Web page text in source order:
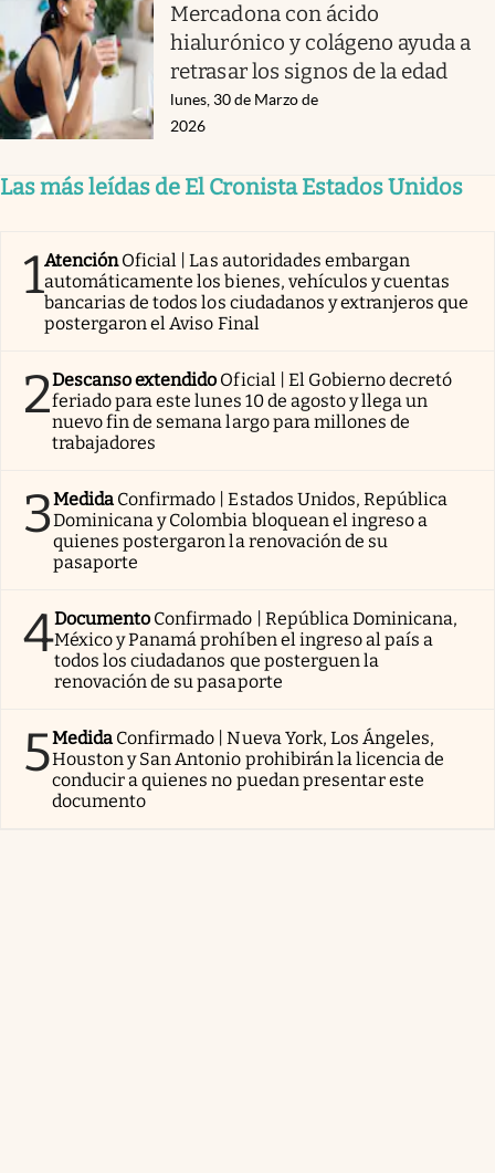
Mercadona con ácido
hialurónico y colágeno ayuda a
retrasar los signos de la edad
lunes, 30 de Marzo de
2026
Las más leídas de El Cronista Estados Unidos
1AtenciónOficial | Las autoridades embargan
automáticamente los bienes, vehículos y cuentas
bancarias de todos los ciudadanos y extranjeros que
postergaron el Aviso Final
2Descanso extendido Oficial | El Gobierno decretó
feriado para este lunes 10 de agosto y llega un
nuevo fin de semana largo para millones de
trabajadores
3Medida Confirmado | Estados Unidos, República
Dominicana y Colombia bloquean el ingreso a
quienes postergaron la renovación de su
pasaporte
4Documento Confirmado | República Dominicana,
México y Panamá prohíben el ingreso al país a
todos los ciudadanos que posterguen la
renovación de su pasaporte
5Medida Confirmado | Nueva York, Los Ángeles,
Houston y San Antonio prohibirán la licencia de
conducir a quienes no puedan presentar este
documento